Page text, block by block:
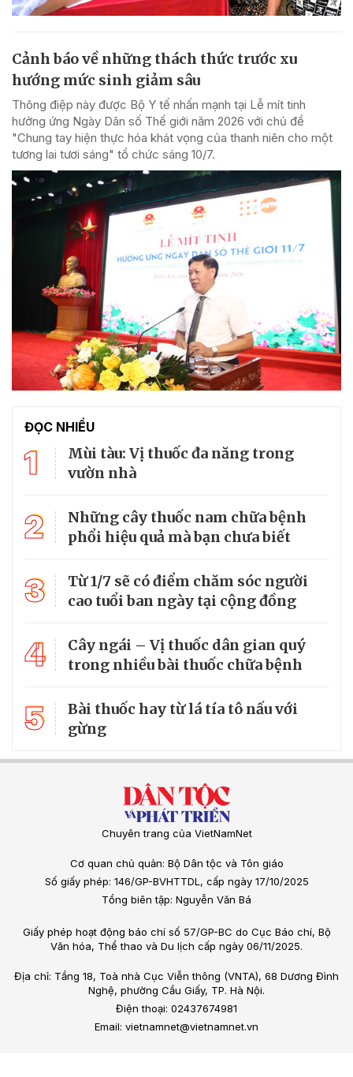
Cảnh báo về những thách thức trước xu
hướng mức sinh giảm sâu
Thông điệp này được Bộ Y tế nhấn mạnh tại Lễ mít tinh
hưởng ứng Ngày Dân số Thế giới năm 2026 với chủ đề
"Chung tay hiện thực hóa khát vọng của thanh niên cho một
tương lai tươi sáng" tổ chức sáng 10/7.
ĐỌC NHIỀU
1
Mùi tàu: Vị thuốc đa năng trong
vườn nhà
2
Những cây thuốc nam chữa bệnh
phổi hiệu quả mà bạn chưa biết
3
Từ 1/7 sẽ có điểm chăm sóc người
cao tuổi ban ngày tại cộng đồng
4
Cây ngái – Vị thuốc dân gian quý
trong nhiều bài thuốc chữa bệnh
5
Bài thuốc hay từ lá tía tô nấu với
gừng
Chuyên trang của VietNamNet
Cơ quan chủ quản: Bộ Dân tộc và Tôn giáo
Số giấy phép: 146/GP-BVHTTDL, cấp ngày 17/10/2025
Tổng biên tập: Nguyễn Văn Bá
Giấy phép hoạt động báo chí số 57/GP-BC do Cục Báo chí, Bộ
Văn hóa, Thể thao và Du lịch cấp ngày 06/11/2025.
Địa chỉ: Tầng 18, Toà nhà Cục Viễn thông (VNTA), 68 Dương Đình
Nghệ, phường Cầu Giấy, TP. Hà Nội.
Điện thoại: 02437674981
Email: vietnamnet@vietnamnet.vn